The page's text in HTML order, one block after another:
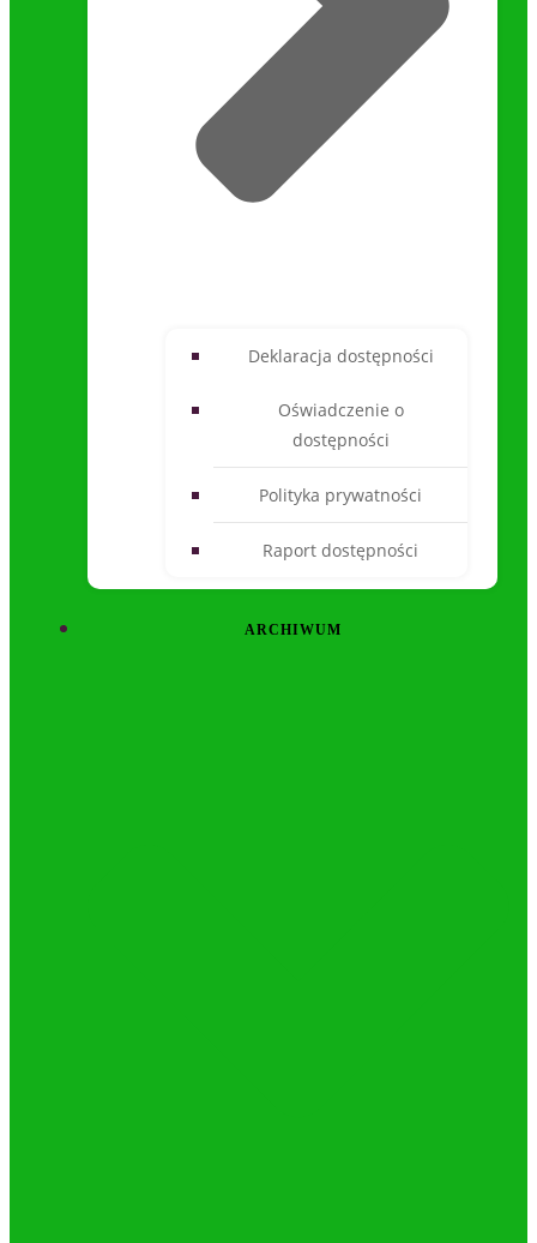
Deklaracja dostępności
Oświadczenie o
dostępności
Polityka prywatności
Raport dostępności
ARCHIWUM